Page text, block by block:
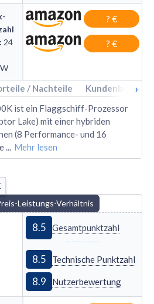
: 24
W
? €
? €
/ Nachteile ›
ist ein Flaggschiff-Prozessor
Lake) mit einer hybriden
(8 Performance- und 16
... Mehr lesen
Leistungs-Verhältnis
8.5 Gesamtpunktzahl
8.5 Technische Punktzahl
8.9 Nutzerbewertung